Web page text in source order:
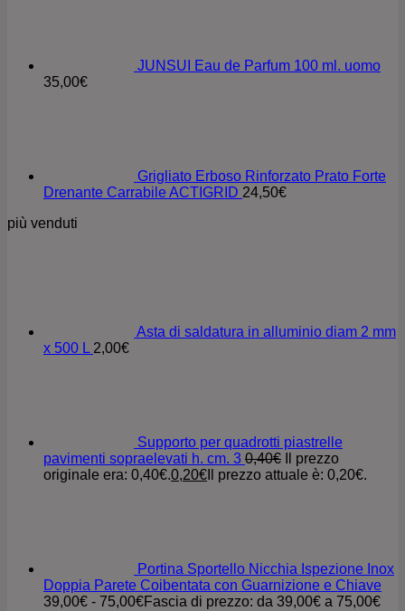
JUNSUI Eau de Parfum 100 ml. uomo
35,00€
Grigliato Erboso Rinforzato Prato Forte
Drenante Carrabile ACTIGRID 24,50€
più venduti
Asta di saldatura in alluminio diam 2 mm
x 500 L 2,00€
Supporto per quadrotti piastrelle
pavimenti sopraelevati h. cm. 3 0,40€
Il prezzo
originale era: 0,40€.0,20€ Il prezzo attuale è: 0,20€.
Portina Sportello Nicchia Ispezione Inox
Doppia Parete Coibentata con Guarnizione e Chiave
39,00€ - 75,00€Fascia di prezzo: da 39,00€ a 75,00€